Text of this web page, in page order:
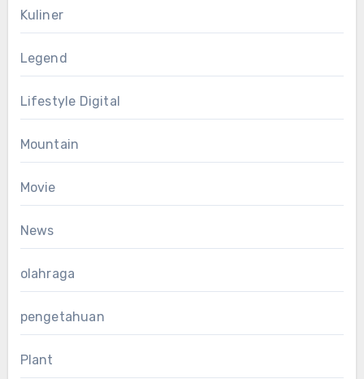
Kuliner
Legend
Lifestyle Digital
Mountain
Movie
News
olahraga
pengetahuan
Plant